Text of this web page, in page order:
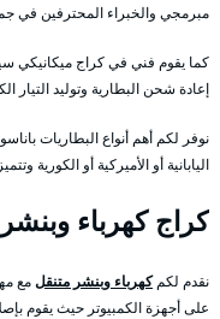
مبرمجي والخبراء المحترفين في
كما يقوم فني في كراج ميكانيكي
إعادة شحن البطارية وتوليد التيار
نوفر لكم أهم أنواع البطاريات
اليابانية أو الأميركية أو الكورية
كراج كهرباء
نقدم لكمكهرباء وبنشر متنقلمع
على أجهزة الكمبيوتر حيث يقوم